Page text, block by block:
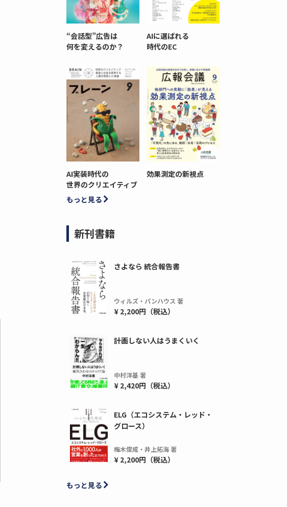
“会話型”広告は
何を変えるのか？
AIに選ばれる
時代のEC
AI実装時代の
世界のクリエイティブ
効果測定の新視点
もっと見る
新刊書籍
さよなら 統合報告書
ウィルズ・パンハウス 著
¥ 2,200円（税込）
計画しない人はうまくいく
中村洋基 著
¥ 2,420円（税込）
ELG（エコシステム・レッド・
グロース）
梅木俊成・井上拓海 著
¥ 2,200円（税込）
もっと見る